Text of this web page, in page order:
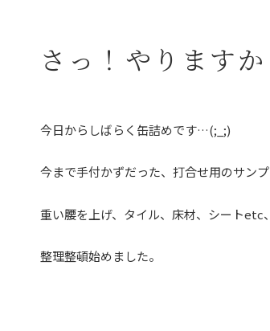
さっ！やりますか
今日からしばらく缶詰めです…(;_;)
今まで手付かずだった、打合せ用のサン
重い腰を上げ、タイル、床材、シートetc、
整理整頓始めました。